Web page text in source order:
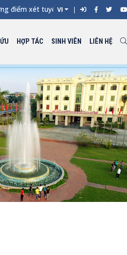
xét tuyển đối với từng ngành
VI
HỢP TÁC SINH VIÊN LIÊN HỆ